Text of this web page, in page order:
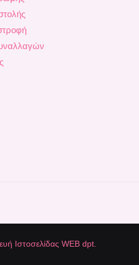
Ιστοσελίδας WEB dpt.